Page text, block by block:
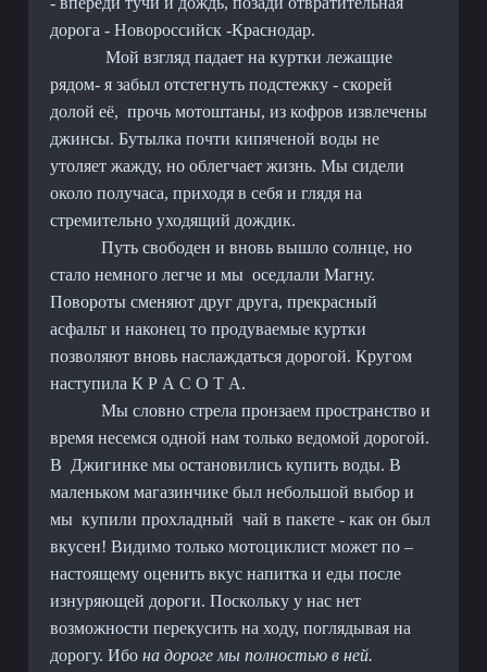
дорога - Новороссийск -Краснодар.
Мой взгляд падает на куртки лежащие
рядом- я забыл отстегнуть подстежку - скорей
долой её, прочь мотоштаны, из кофров извлечены
джинсы. Бутылка почти кипяченой воды не
утоляет жажду, но облегчает жизнь. Мы сидели
около получаса, приходя в себя и глядя на
стремительно уходящий дождик.
Путь свободен и вновь вышло солнце, но
стало немного легче и мы оседлали Магну.
Повороты сменяют друг друга, прекрасный
асфальт и наконец то продуваемые куртки
позволяют вновь наслаждаться дорогой. Кругом
наступила К Р А С О Т А.
Мы словно стрела пронзаем пространство и
время несемся одной нам только ведомой дорогой.
В Джигинке мы остановились купить воды. В
маленьком магазинчике был небольшой выбор и
мы купили прохладный чай в пакете - как он был
вкусен! Видимо только мотоциклист может по –
настоящему оценить вкус напитка и еды после
изнуряющей дороги. Поскольку у нас нет
возможности перекусить на ходу, поглядывая на
дорогу. Ибона дороге мы полностью в ней.